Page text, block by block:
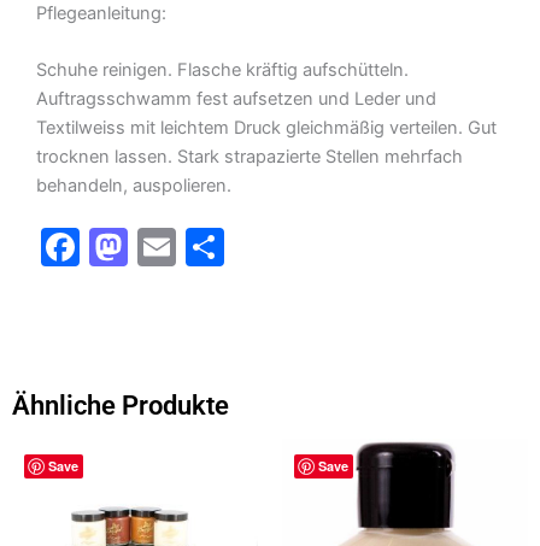
Pflegeanleitung:
Schuhe reinigen. Flasche kräftig aufschütteln.
Auftragsschwamm fest aufsetzen und Leder und
Textilweiss mit leichtem Druck gleichmäßig verteilen. Gut
trocknen lassen. Stark strapazierte Stellen mehrfach
behandeln, auspolieren.
F
b
o
k
M
d
E
Ähnliche Produkte
Save Save